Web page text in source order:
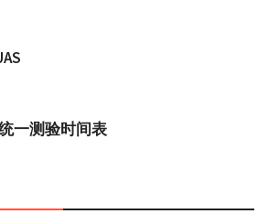
一测验时间表